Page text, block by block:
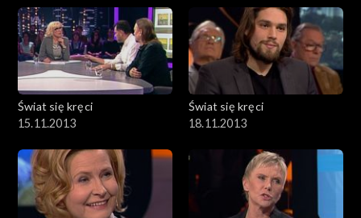
Świat się kręci
15.11.2013
Świat się kręci
18.11.2013